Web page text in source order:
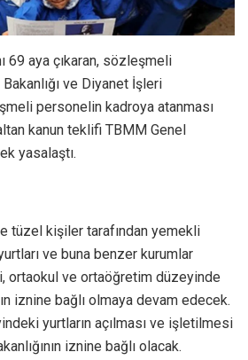
69 aya çıkaran, sözleşmeli
ve Diyanet İşleri
personelin kadroya atanması
kanun teklifi TBMM Genel
yasalaştı.
tüzel kişiler tarafından yemekli
ve buna benzer kurumlar
ortaokul ve ortaöğretim düzeyinde
iznine bağlı olmaya devam edecek.
yurtların açılması ve işletilmesi
iznine bağlı olacak.